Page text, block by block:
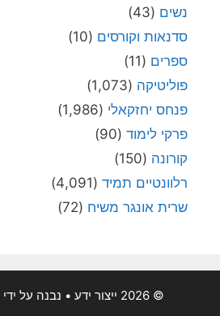
נשים (43)
סדנאות וקורסים (10)
ספרים (11)
פוליטיקה (1,073)
פנחס יחזקאלי (1,986)
פרקי לימוד (90)
קורונה (150)
רלוונטיים תמיד (4,091)
שרית אונגר משיח (72)
© 2026 ייצור ידע • נבנה על ידי